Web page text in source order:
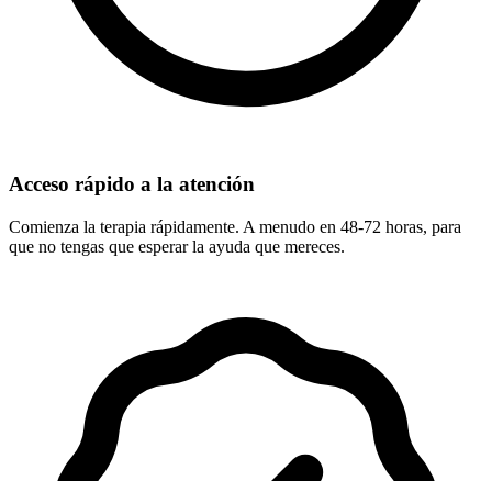
Acceso rápido a la atención
Comienza la terapia rápidamente. A menudo en 48-72 horas, para
que no tengas que esperar la ayuda que mereces.